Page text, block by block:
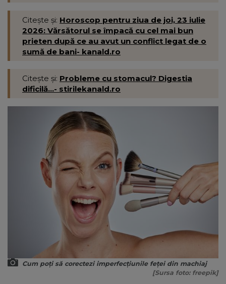
Citește și: Horoscop pentru ziua de joi, 23 iulie
2026: Vărsătorul se împacă cu cel mai bun
prieten după ce au avut un conflict legat de o
sumă de bani- kanald.ro
Citește și: Probleme cu stomacul? Digestia
dificilă...- stirilekanald.ro
Cum poți să corectezi imperfecțiunile feței din machiaj
[Sursa foto: freepik]